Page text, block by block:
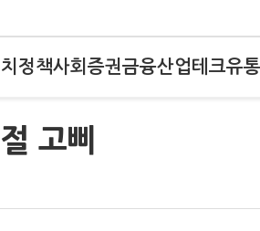
정책사회 증권금융산업테크유통
고삐